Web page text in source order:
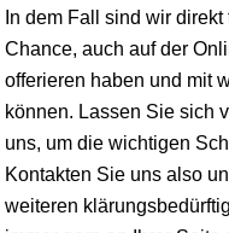
In dem Fall sind wir
Chance, auch auf der
offerieren haben und mit
können. Lassen Sie sich
uns, um die wichtigen
Kontakten Sie uns also
weiteren